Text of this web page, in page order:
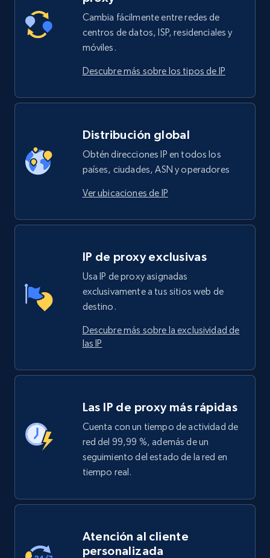
Cambia fácilmente entre redes de
centros de datos, ISP, residenciales y
móviles.
Descubre más sobre los tipos de IP
Distribución global
Obtén direcciones IP en todos los
países, ciudades, ASN y operadores
Ver ubicaciones de IP
IP de proxy exclusivas
Usa IP de proxy asignadas
exclusivamente a tus sitios web de
destino.
Descubre más sobre la exclusividad de
las IP
Las IP de proxy más rápidas
Cuenta con un tiempo de actividad de
red del 99,99 %, además de un
seguimiento del estado de la red en
tiempo real.
Atención al cliente
personalizada